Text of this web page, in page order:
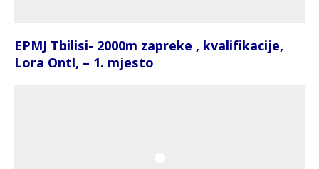
EPMJ Tbilisi- 2000m zapreke , kvalifikacije,
Lora Ontl, – 1. mjesto